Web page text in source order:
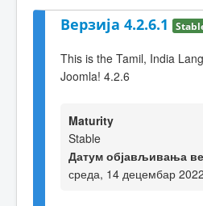
Верзија 4.2.6.1
This is the Tamil, India
Joomla! 4.2.6
Maturity
Stable
Датум објављивања
среда, 14 децембар